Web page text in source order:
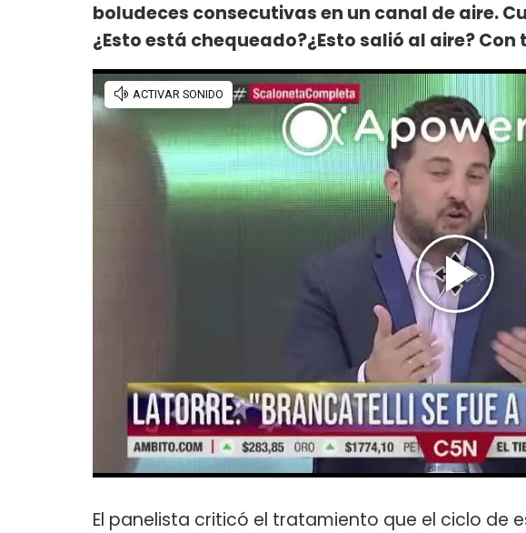
boludeces consecutivas en un canal de aire.
¿Esto está chequeado?¿Esto salió al aire?
El panelista criticó el tratamiento que el ciclo de